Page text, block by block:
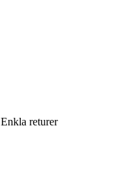
Enkla returer